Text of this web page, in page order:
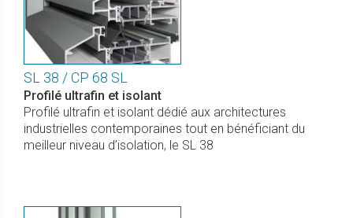
SL 38 / CP 68 SL
Profilé ultrafin et isolant
Profilé ultrafin et isolant dédié aux architectures
industrielles contemporaines tout en bénéficiant du
meilleur niveau d’isolation, le SL 38